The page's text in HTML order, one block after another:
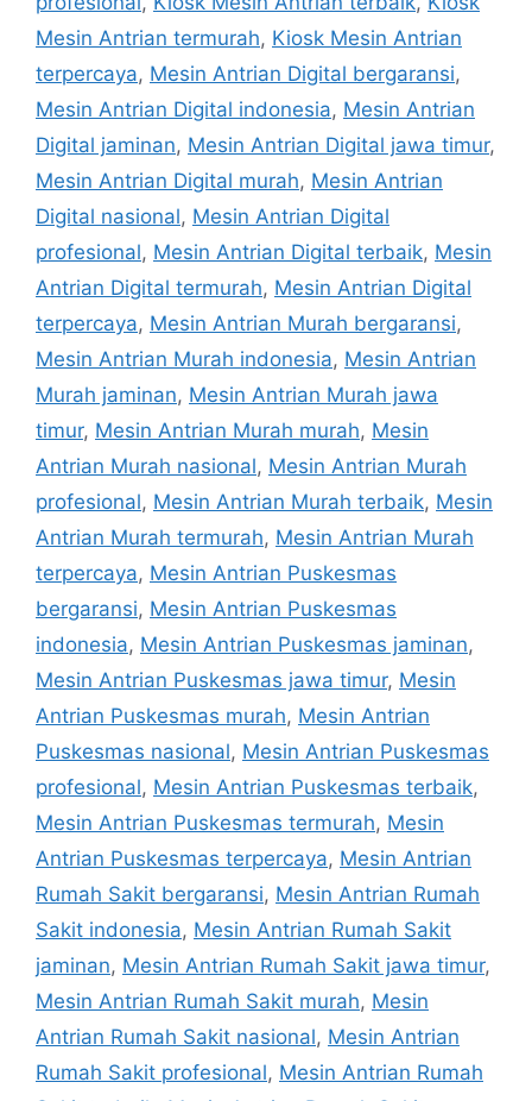
Mesin Antrian termurah, Kiosk Mesin Antrian
terpercaya, Mesin Antrian Digital bergaransi,
Mesin Antrian Digital indonesia, Mesin Antrian
Digital jaminan, Mesin Antrian Digital jawa timur,
Mesin Antrian Digital murah, Mesin Antrian
Digital nasional, Mesin Antrian Digital
profesional, Mesin Antrian Digital terbaik, Mesin
Antrian Digital termurah, Mesin Antrian Digital
terpercaya, Mesin Antrian Murah bergaransi,
Mesin Antrian Murah indonesia, Mesin Antrian
Murah jaminan, Mesin Antrian Murah jawa
timur, Mesin Antrian Murah murah, Mesin
Antrian Murah nasional, Mesin Antrian Murah
profesional, Mesin Antrian Murah terbaik, Mesin
Antrian Murah termurah, Mesin Antrian Murah
terpercaya, Mesin Antrian Puskesmas
bergaransi, Mesin Antrian Puskesmas
indonesia, Mesin Antrian Puskesmas jaminan,
Mesin Antrian Puskesmas jawa timur, Mesin
Antrian Puskesmas murah, Mesin Antrian
Puskesmas nasional, Mesin Antrian Puskesmas
profesional, Mesin Antrian Puskesmas terbaik,
Mesin Antrian Puskesmas termurah, Mesin
Antrian Puskesmas terpercaya, Mesin Antrian
Rumah Sakit bergaransi, Mesin Antrian Rumah
Sakit indonesia, Mesin Antrian Rumah Sakit
jaminan, Mesin Antrian Rumah Sakit jawa timur,
Mesin Antrian Rumah Sakit murah, Mesin
Antrian Rumah Sakit nasional, Mesin Antrian
Rumah Sakit profesional, Mesin Antrian Rumah